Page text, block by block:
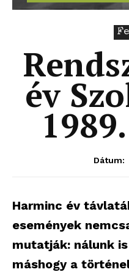
év
Dátum:
Harminc év
események
mutatják: nálunk
máshogy a